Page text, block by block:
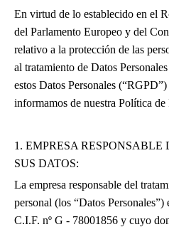
Fútbol sala. Baloncesto. Pista
multiusos. Pista de patinaje.
Escuelas de tenis, pádel y golf.
Piscina y Zonas Verdes
2500 m2 de zonas verdes para
vegetación exuberante, árboles
centenarios y dos piscinas -una
hacen del Club Alameda un
oasis en pleno Madrid.
En virtud de lo establecido en el
del Parlamento Europeo y del
relativo a la protección de las
al tratamiento de Datos
estos Datos Personales
informamos de nuestra Política de
1. EMPRESA
SUS DATOS:
La empresa responsable del
personal (los “Datos
C.I.F. nº G - 78001856 y cuyo